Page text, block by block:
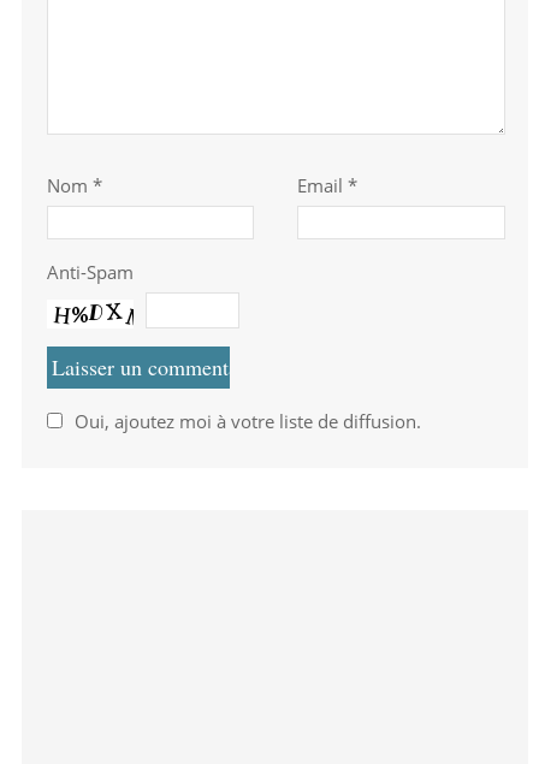
Nom * Email *
Anti-Spam
Oui, ajoutez moi à votre liste de diffusion.